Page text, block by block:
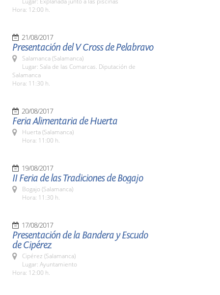
Hora: 12:00 h.
21/08/2017
Presentación del V Cross de Pelabravo
Salamanca (Salamanca)
Lugar: Sala de las Comarcas. Diputación de
Salamanca
Hora: 11:30 h.
20/08/2017
Feria Alimentaria de Huerta
Huerta (Salamanca)
Hora: 11:00 h.
19/08/2017
II Feria de las Tradiciones de Bogajo
Bogajo (Salamanca)
Hora: 11:30 h.
17/08/2017
Presentación de la Bandera y Escudo
de Cipérez
Cipérez (Salamanca)
Lugar: Ayuntamiento
Hora: 12:00 h.